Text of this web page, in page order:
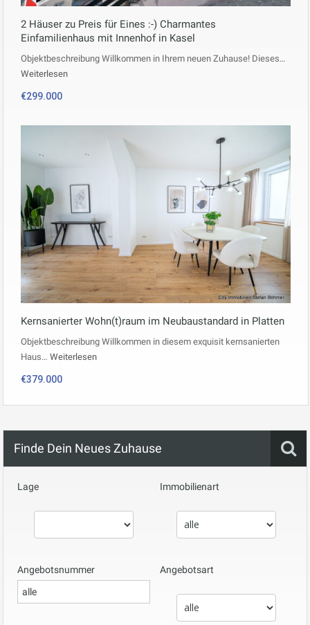
2 Häuser zu Preis für Eines :-) Charmantes
Einfamilienhaus mit Innenhof in Kasel
Objektbeschreibung Willkommen in Ihrem neuen Zuhause! Dieses…
Weiterlesen
€299.000
Kernsanierter Wohn(t)raum im Neubaustandard in Platten
Objektbeschreibung Willkommen in diesem exquisit kernsanierten
Haus… Weiterlesen
€379.000
Finde Dein Neues Zuhause
Lage Immobilienart
Angebotsnummer Angebotsart